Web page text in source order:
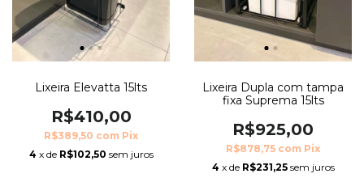
Lixeira Elevatta 15lts
R$410,00
R$389,50 com Pix
4 x de R$102,50 sem juros
Lixeira Dupla com tampa
fixa Suprema 15lts
R$925,00
R$878,75 com Pix
4 x de R$231,25 sem juros